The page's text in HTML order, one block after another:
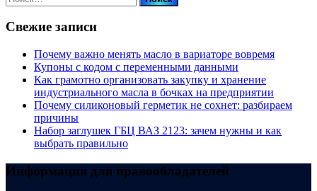
Свежие записи
Почему важно менять масло в вариаторе вовремя
Купоны c кодом с переменными данными
Как грамотно организовать закупку и хранение
индустриального масла в бочках на предприятии
Почему силиконовый герметик не сохнет: разбираем
причины
Набор заглушек ГБЦ ВАЗ 2123: зачем нужны и как
выбрать правильно
Информация для правообладателей